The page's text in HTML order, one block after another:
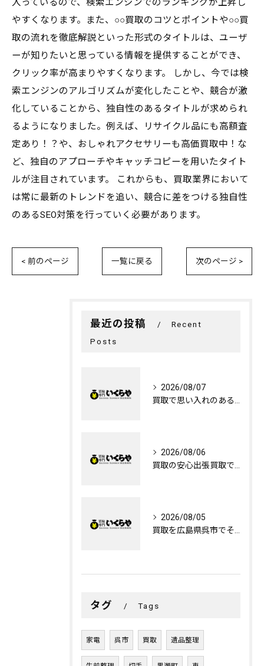
入っているので、検索エンジンでのランキングが上昇し
やすくなります。また、○○買取のコツとポイントや○○買
取の流れを徹底解説といった形式のタイトルは、ユーザ
ーが知りたいと思っている情報を提供することができ、
クリック率が高まりやすくなります。 しかし、今では検
索エンジンのアルゴリズムが変化したことや、競合が激
化していることから、独自性のあるタイトルが求められ
るようになりました。例えば、リサイクル品にも高額査
定あり！？や、おしゃれアクセサリーも高価買取中！な
ど、独自のアプローチやキャッチコピーを用いたタイト
ルが注目されています。 これからも、買取業界において
は常に最新のトレンドを追い、競合に差をつける独自性
のあるSEO対策を行っていく必要があります。
< 前のページ 一覧に戻る 次のページ >
最近の投稿
Recent
Posts
2026/08/07
2026/08/06
2026/08/05
タグ Tags
家電 呉市 買取 遺品整理